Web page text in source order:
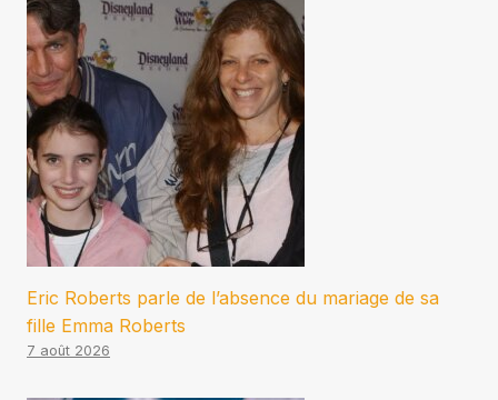
Eric Roberts parle de l’absence du mariage de sa
fille Emma Roberts
7 août 2026